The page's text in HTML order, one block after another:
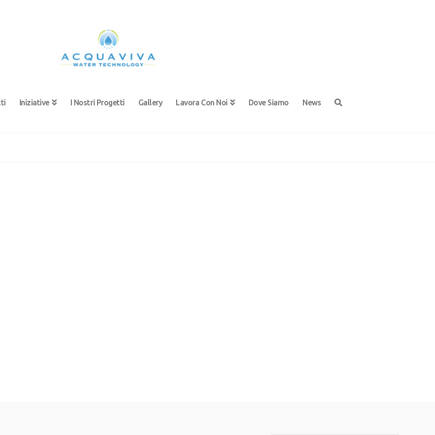
Iniziative I Nostri Progetti Gallery Lavora Con Noi Dove Siamo News